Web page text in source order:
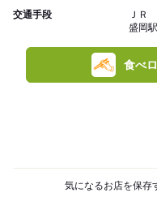
交通手段
ＪＲ
盛岡
食べ
気になるお店を保存